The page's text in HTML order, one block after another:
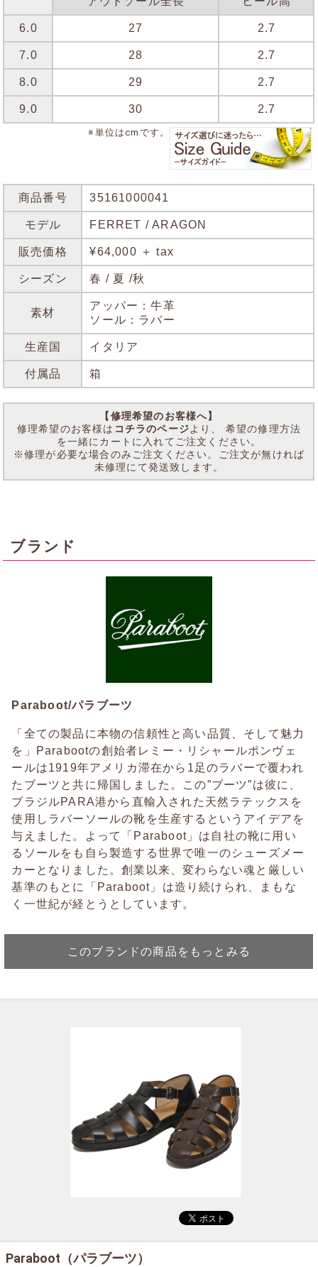
6.0 27 2.7
7.0 28 2.7
8.0 29 2.7
9.0 30 2.7
※単位はcmです。
商品番号 35161000041
モデル FERRET / ARAGON
販売価格 ¥64,000 ＋ tax
シーズン 春 / 夏 /秋
素材
アッパー：牛革
ソール：ラバー
生産国 イタリア
付属品 箱
【修理希望のお客様へ】
修理希望のお客様は コチラのページより、 希望の修理方法
を一緒にカートに入れてご注文ください。
※修理が必要な場合のみご注文ください。ご注文が無ければ
未修理にて発送致します。
ブランド
Paraboot/パラブーツ
「全ての製品に本物の信頼性と高い品質、そして魅力
を」Parabootの創始者レミー・リシャールポンヴェ
ールは1919年アメリカ滞在から1足のラバーで覆われ
たブーツと共に帰国しました。この”ブーツ”は彼に、
ブラジルPARA港から直輸入された天然ラテックスを
使用しラバーソールの靴を生産するというアイデアを
与えました。よって「Paraboot」は自社の靴に用い
るソールをも自ら製造する世界で唯一のシューズメー
カーとなりました。創業以来、変わらない魂と厳しい
基準のもとに「Paraboot」は造り続けられ、まもな
く一世紀が経とうとしています。
このブランドの商品をもっとみる
Paraboot（パラブーツ）